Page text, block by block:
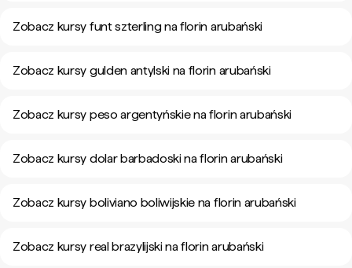
Zobacz kursy funt szterling na florin arubański
Zobacz kursy gulden antylski na florin arubański
Zobacz kursy peso argentyńskie na florin arubański
Zobacz kursy dolar barbadoski na florin arubański
Zobacz kursy boliviano boliwijskie na florin arubański
Zobacz kursy real brazylijski na florin arubański